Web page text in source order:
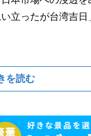
立ったが台湾吉
を読む